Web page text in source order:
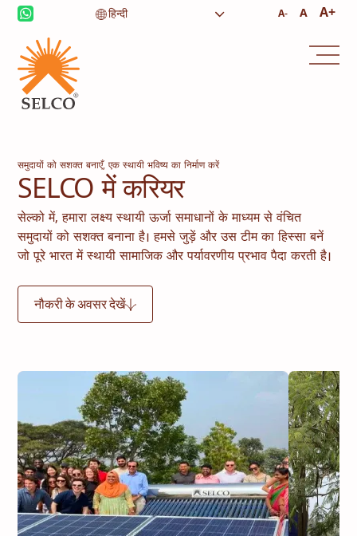
A- A A+
आजीविका
समुदाय घरेलू ऊर्जा
समुदायों को सशक्त बनाएँ, एक स्थायी भविष्य का निर्माण करें
SELCO में करियर
सेल्को में, हमारा लक्ष्य स्थायी ऊर्जा समाधानों के माध्यम से वंचित
समुदायों को सशक्त बनाना है। हमसे जुड़ें और उस टीम का हिस्सा बनें
जो पूरे भारत में स्थायी सामाजिक और पर्यावरणीय प्रभाव पैदा करती है।
नौकरी के अवसर देखें